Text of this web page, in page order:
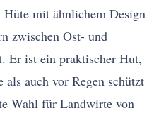
mit ähnlichem Design
zwischen Ost- und
Er ist ein praktischer Hut,
als auch vor Regen schützt
Wahl für Landwirte von